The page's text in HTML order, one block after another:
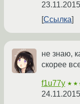
Ссылка
не знаю,
скорее
f1u77y